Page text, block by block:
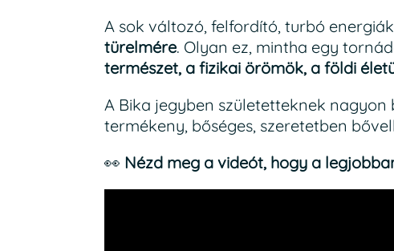
A sok változó, felfordító, turbó
türelmére. Olyan ez, mintha egy
természet, a fizikai örömök, a földi
A Bika jegyben születetteknek
termékeny, bőséges, szeretetben
👀 Nézd meg a videót, hogy a